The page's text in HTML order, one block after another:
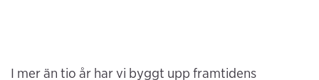
I mer än tio år har vi byggt upp framtidens